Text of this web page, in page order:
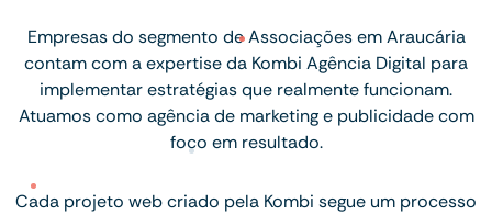
Empresas do segmento de Associações em Araucária
contam com a expertise da Kombi Agência Digital para
implementar estratégias que realmente funcionam.
Atuamos como agência de marketing e publicidade com
foco em resultado.
Cada projeto web criado pela Kombi segue um processo